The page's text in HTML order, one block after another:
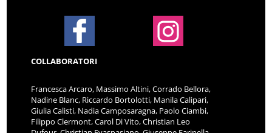
COLLABORATORI
Francesca Arcaro, Massimo Altini, Corrado Bellora,
Nadine Blanc, Riccardo Bortolotti, Manila Calipari,
Giulia Calisti, Nadia Camposaragna, Paolo Ciambi,
Filippo Clermont, Carol Di Vito, Christian Leo